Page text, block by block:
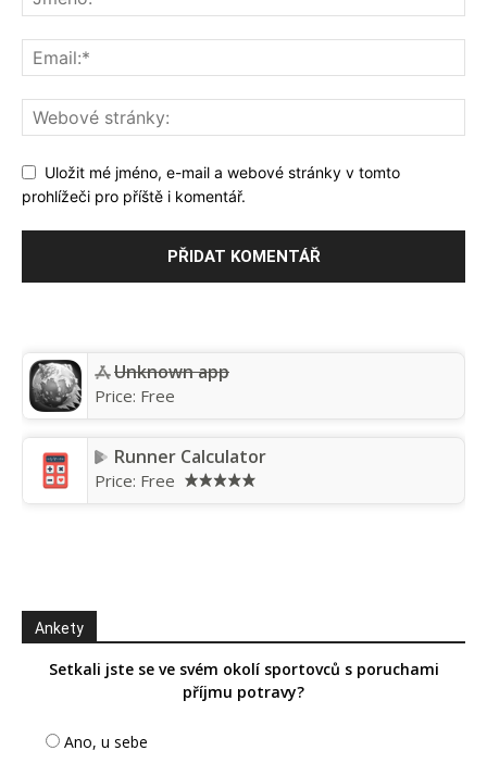
Uložit mé jméno, e-mail a webové stránky v tomto
prohlížeči pro příště i komentář.
Unknown app
Price: Free
Runner Calculator
Price: Free
Ankety
Setkali jste se ve svém okolí sportovců s poruchami
příjmu potravy?
Ano, u sebe